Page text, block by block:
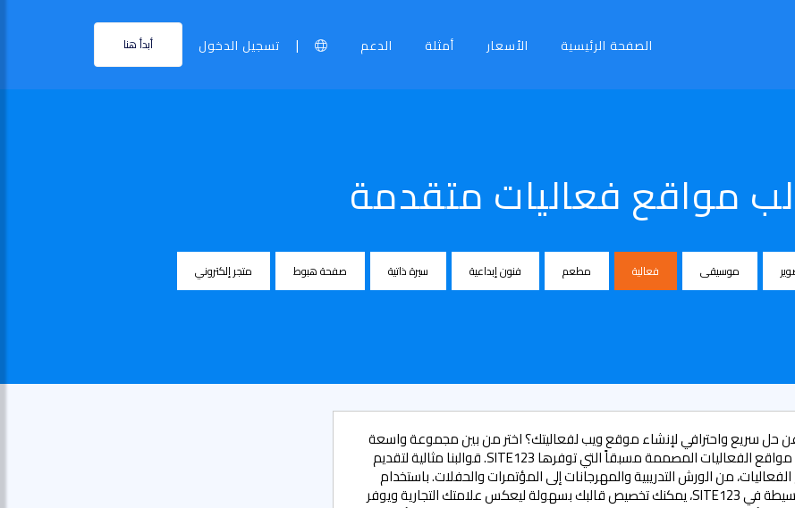
الصفحة الرئيسية الأسعار أمثلة الدعم | تسجيل الدخول أبدأ هنا
مواقع فعاليات متقدمة
موسيقى فعالية مطعم فنون إبداعية سيرة ذاتية صفحة هبوط متجر إلكتروني
حل سريع واحترافي لإنشاء موقع ويب لفعاليتك؟ اختر من بين مجموعة واسعة
من قوالب مواقع الفعاليات المصممة مسبقاً التي توفرها SITE123. قوالبنا مثالية لتقديم
من الورش التدريبية والمهرجانات إلى المؤتمرات والحفلات. باستخدام
الأدوات البسيطة في SITE123، يمكنك تخصيص قالبك بسهولة ليعكس علامتك التجارية ويوفر